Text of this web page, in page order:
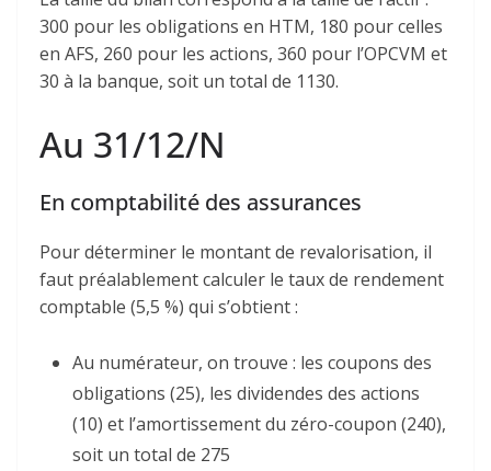
300 pour les obligations en HTM, 180 pour celles
en AFS, 260 pour les actions, 360 pour l’OPCVM et
30 à la banque, soit un total de 1130.
Au 31/12/N
En comptabilité des assurances
Pour déterminer le montant de revalorisation, il
faut préalablement calculer le taux de rendement
comptable (5,5 %) qui s’obtient :
Au numérateur, on trouve : les coupons des
obligations (25), les dividendes des actions
(10) et l’amortissement du zéro-coupon (240),
soit un total de 275